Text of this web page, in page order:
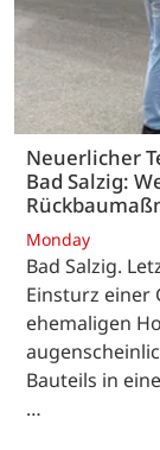
Neuerlicher
Bad Salzig:
Monday
Bad Salzig.
Einsturz einer
ehemaligen
Bauteils in
…